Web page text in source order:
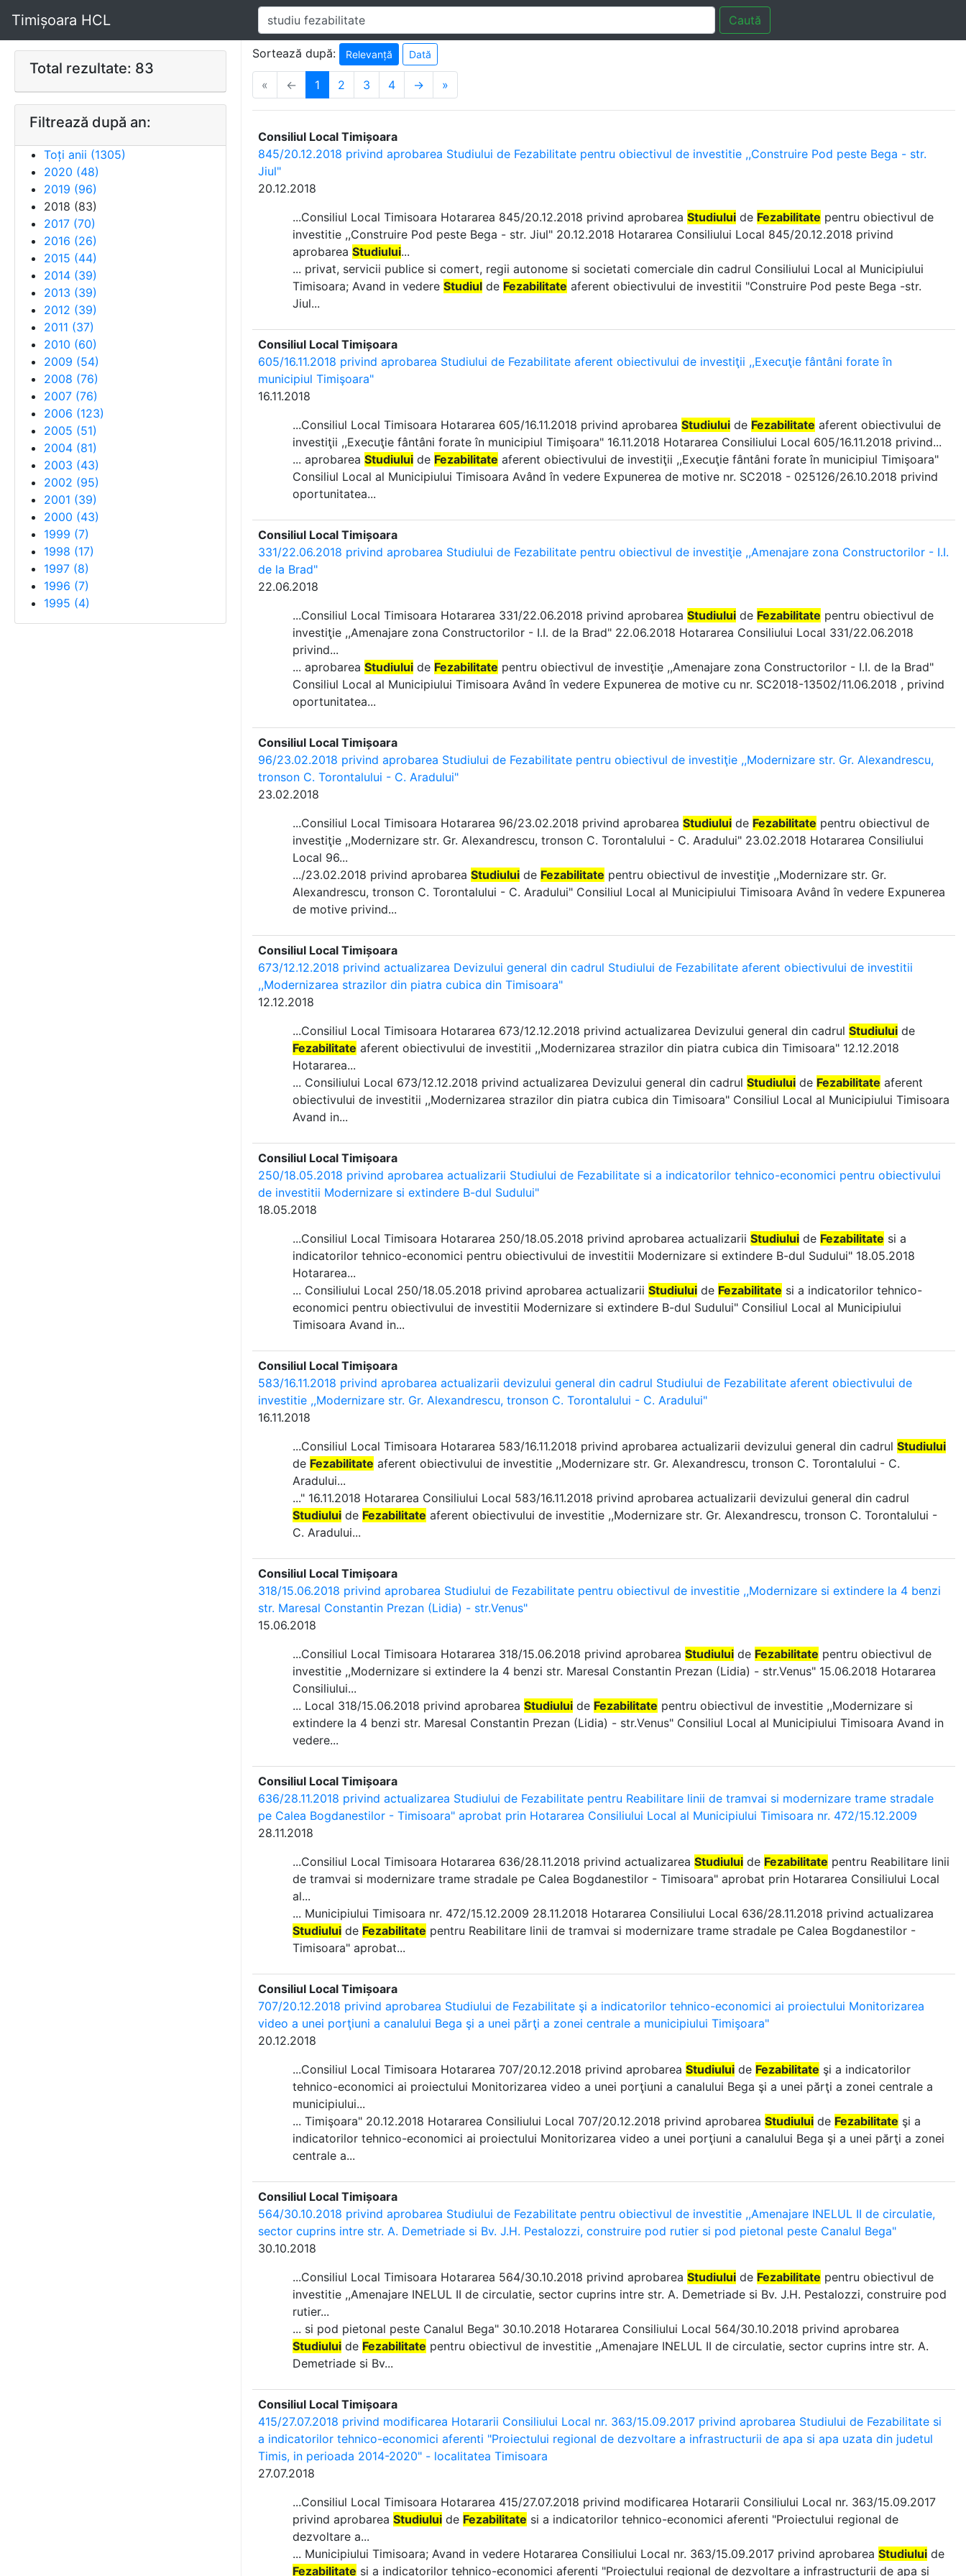
Timișoara HCL Caută
Total rezultate: 83
Filtrează după an:
Toți anii (1305)
2020 (48)
2019 (96)
2018 (83)
2017 (70)
2016 (26)
2015 (44)
2014 (39)
2013 (39)
2012 (39)
2011 (37)
2010 (60)
2009 (54)
2008 (76)
2007 (76)
2006 (123)
2005 (51)
2004 (81)
2003 (43)
2002 (95)
2001 (39)
2000 (43)
1999 (7)
1998 (17)
1997 (8)
1996 (7)
1995 (4)
Sortează după: Relevanță Dată
« ← 1 2 3 4 → »
Consiliul Local Timișoara
845/20.12.2018 privind aprobarea Studiului de Fezabilitate pentru obiectivul de investitie ,,Construire Pod peste Bega - str.
Jiul"
20.12.2018
...Consiliul Local Timisoara Hotararea 845/20.12.2018 privind aprobarea Studiului de Fezabilitate pentru obiectivul de
investitie ,,Construire Pod peste Bega - str. Jiul" 20.12.2018 Hotararea Consiliului Local 845/20.12.2018 privind
aprobarea Studiului...
... privat, servicii publice si comert, regii autonome si societati comerciale din cadrul Consiliului Local al Municipiului
Timisoara; Avand in vedere Studiul de Fezabilitate aferent obiectivului de investitii "Construire Pod peste Bega -str.
Jiul...
Consiliul Local Timișoara
605/16.11.2018 privind aprobarea Studiului de Fezabilitate aferent obiectivului de investiţii ,,Execuţie fântâni forate în
municipiul Timişoara"
16.11.2018
...Consiliul Local Timisoara Hotararea 605/16.11.2018 privind aprobarea Studiului de Fezabilitate aferent obiectivului de
investiţii ,,Execuţie fântâni forate în municipiul Timişoara" 16.11.2018 Hotararea Consiliului Local 605/16.11.2018 privind...
... aprobarea Studiului de Fezabilitate aferent obiectivului de investiţii ,,Execuţie fântâni forate în municipiul Timişoara"
Consiliul Local al Municipiului Timisoara Având în vedere Expunerea de motive nr. SC2018 - 025126/26.10.2018 privind
oportunitatea...
Consiliul Local Timișoara
331/22.06.2018 privind aprobarea Studiului de Fezabilitate pentru obiectivul de investiţie ,,Amenajare zona Constructorilor - I.I.
de la Brad"
22.06.2018
...Consiliul Local Timisoara Hotararea 331/22.06.2018 privind aprobarea Studiului de Fezabilitate pentru obiectivul de
investiţie ,,Amenajare zona Constructorilor - I.I. de la Brad" 22.06.2018 Hotararea Consiliului Local 331/22.06.2018
privind...
... aprobarea Studiului de Fezabilitate pentru obiectivul de investiţie ,,Amenajare zona Constructorilor - I.I. de la Brad"
Consiliul Local al Municipiului Timisoara Având în vedere Expunerea de motive cu nr. SC2018-13502/11.06.2018 , privind
oportunitatea...
Consiliul Local Timișoara
96/23.02.2018 privind aprobarea Studiului de Fezabilitate pentru obiectivul de investiţie ,,Modernizare str. Gr. Alexandrescu,
tronson C. Torontalului - C. Aradului"
23.02.2018
...Consiliul Local Timisoara Hotararea 96/23.02.2018 privind aprobarea Studiului de Fezabilitate pentru obiectivul de
investiţie ,,Modernizare str. Gr. Alexandrescu, tronson C. Torontalului - C. Aradului" 23.02.2018 Hotararea Consiliului
Local 96...
.../23.02.2018 privind aprobarea Studiului de Fezabilitate pentru obiectivul de investiţie ,,Modernizare str. Gr.
Alexandrescu, tronson C. Torontalului - C. Aradului" Consiliul Local al Municipiului Timisoara Având în vedere Expunerea
de motive privind...
Consiliul Local Timișoara
673/12.12.2018 privind actualizarea Devizului general din cadrul Studiului de Fezabilitate aferent obiectivului de investitii
,,Modernizarea strazilor din piatra cubica din Timisoara"
12.12.2018
...Consiliul Local Timisoara Hotararea 673/12.12.2018 privind actualizarea Devizului general din cadrul Studiului de
Fezabilitate aferent obiectivului de investitii ,,Modernizarea strazilor din piatra cubica din Timisoara" 12.12.2018
Hotararea...
... Consiliului Local 673/12.12.2018 privind actualizarea Devizului general din cadrul Studiului de Fezabilitate aferent
obiectivului de investitii ,,Modernizarea strazilor din piatra cubica din Timisoara" Consiliul Local al Municipiului Timisoara
Avand in...
Consiliul Local Timișoara
250/18.05.2018 privind aprobarea actualizarii Studiului de Fezabilitate si a indicatorilor tehnico-economici pentru obiectivului
de investitii Modernizare si extindere B-dul Sudului"
18.05.2018
...Consiliul Local Timisoara Hotararea 250/18.05.2018 privind aprobarea actualizarii Studiului de Fezabilitate si a
indicatorilor tehnico-economici pentru obiectivului de investitii Modernizare si extindere B-dul Sudului" 18.05.2018
Hotararea...
... Consiliului Local 250/18.05.2018 privind aprobarea actualizarii Studiului de Fezabilitate si a indicatorilor tehnico-
economici pentru obiectivului de investitii Modernizare si extindere B-dul Sudului" Consiliul Local al Municipiului
Timisoara Avand in...
Consiliul Local Timișoara
583/16.11.2018 privind aprobarea actualizarii devizului general din cadrul Studiului de Fezabilitate aferent obiectivului de
investitie ,,Modernizare str. Gr. Alexandrescu, tronson C. Torontalului - C. Aradului"
16.11.2018
...Consiliul Local Timisoara Hotararea 583/16.11.2018 privind aprobarea actualizarii devizului general din cadrul Studiului
de Fezabilitate aferent obiectivului de investitie ,,Modernizare str. Gr. Alexandrescu, tronson C. Torontalului - C.
Aradului...
..." 16.11.2018 Hotararea Consiliului Local 583/16.11.2018 privind aprobarea actualizarii devizului general din cadrul
Studiului de Fezabilitate aferent obiectivului de investitie ,,Modernizare str. Gr. Alexandrescu, tronson C. Torontalului -
C. Aradului...
Consiliul Local Timișoara
318/15.06.2018 privind aprobarea Studiului de Fezabilitate pentru obiectivul de investitie ,,Modernizare si extindere la 4 benzi
str. Maresal Constantin Prezan (Lidia) - str.Venus"
15.06.2018
...Consiliul Local Timisoara Hotararea 318/15.06.2018 privind aprobarea Studiului de Fezabilitate pentru obiectivul de
investitie ,,Modernizare si extindere la 4 benzi str. Maresal Constantin Prezan (Lidia) - str.Venus" 15.06.2018 Hotararea
Consiliului...
... Local 318/15.06.2018 privind aprobarea Studiului de Fezabilitate pentru obiectivul de investitie ,,Modernizare si
extindere la 4 benzi str. Maresal Constantin Prezan (Lidia) - str.Venus" Consiliul Local al Municipiului Timisoara Avand in
vedere...
Consiliul Local Timișoara
636/28.11.2018 privind actualizarea Studiului de Fezabilitate pentru Reabilitare linii de tramvai si modernizare trame stradale
pe Calea Bogdanestilor - Timisoara" aprobat prin Hotararea Consiliului Local al Municipiului Timisoara nr. 472/15.12.2009
28.11.2018
...Consiliul Local Timisoara Hotararea 636/28.11.2018 privind actualizarea Studiului de Fezabilitate pentru Reabilitare linii
de tramvai si modernizare trame stradale pe Calea Bogdanestilor - Timisoara" aprobat prin Hotararea Consiliului Local
al...
... Municipiului Timisoara nr. 472/15.12.2009 28.11.2018 Hotararea Consiliului Local 636/28.11.2018 privind actualizarea
Studiului de Fezabilitate pentru Reabilitare linii de tramvai si modernizare trame stradale pe Calea Bogdanestilor -
Timisoara" aprobat...
Consiliul Local Timișoara
707/20.12.2018 privind aprobarea Studiului de Fezabilitate şi a indicatorilor tehnico-economici ai proiectului Monitorizarea
video a unei porţiuni a canalului Bega şi a unei părţi a zonei centrale a municipiului Timişoara"
20.12.2018
...Consiliul Local Timisoara Hotararea 707/20.12.2018 privind aprobarea Studiului de Fezabilitate şi a indicatorilor
tehnico-economici ai proiectului Monitorizarea video a unei porţiuni a canalului Bega şi a unei părţi a zonei centrale a
municipiului...
... Timişoara" 20.12.2018 Hotararea Consiliului Local 707/20.12.2018 privind aprobarea Studiului de Fezabilitate şi a
indicatorilor tehnico-economici ai proiectului Monitorizarea video a unei porţiuni a canalului Bega şi a unei părţi a zonei
centrale a...
Consiliul Local Timișoara
564/30.10.2018 privind aprobarea Studiului de Fezabilitate pentru obiectivul de investitie ,,Amenajare INELUL II de circulatie,
sector cuprins intre str. A. Demetriade si Bv. J.H. Pestalozzi, construire pod rutier si pod pietonal peste Canalul Bega"
30.10.2018
...Consiliul Local Timisoara Hotararea 564/30.10.2018 privind aprobarea Studiului de Fezabilitate pentru obiectivul de
investitie ,,Amenajare INELUL II de circulatie, sector cuprins intre str. A. Demetriade si Bv. J.H. Pestalozzi, construire pod
rutier...
... si pod pietonal peste Canalul Bega" 30.10.2018 Hotararea Consiliului Local 564/30.10.2018 privind aprobarea
Studiului de Fezabilitate pentru obiectivul de investitie ,,Amenajare INELUL II de circulatie, sector cuprins intre str. A.
Demetriade si Bv...
Consiliul Local Timișoara
415/27.07.2018 privind modificarea Hotararii Consiliului Local nr. 363/15.09.2017 privind aprobarea Studiului de Fezabilitate si
a indicatorilor tehnico-economici aferenti "Proiectului regional de dezvoltare a infrastructurii de apa si apa uzata din judetul
Timis, in perioada 2014-2020" - localitatea Timisoara
27.07.2018
...Consiliul Local Timisoara Hotararea 415/27.07.2018 privind modificarea Hotararii Consiliului Local nr. 363/15.09.2017
privind aprobarea Studiului de Fezabilitate si a indicatorilor tehnico-economici aferenti "Proiectului regional de
dezvoltare a...
... Municipiului Timisoara; Avand in vedere Hotararea Consiliului Local nr. 363/15.09.2017 privind aprobarea Studiului de
Fezabilitate si a indicatorilor tehnico-economici aferenti "Proiectului regional de dezvoltare a infrastructurii de apa si